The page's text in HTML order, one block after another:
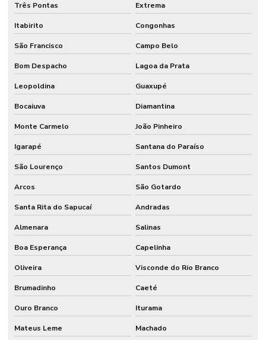
Três Pontas Extrema
Itabirito Congonhas
São Francisco Campo Belo
Bom Despacho Lagoa da Prata
Leopoldina Guaxupé
Bocaiuva Diamantina
Monte Carmelo João Pinheiro
Igarapé Santana do Paraíso
São Lourenço Santos Dumont
Arcos São Gotardo
Santa Rita do Sapucaí Andradas
Almenara Salinas
Boa Esperança Capelinha
Oliveira Visconde do Rio Branco
Brumadinho Caeté
Ouro Branco Iturama
Mateus Leme Machado